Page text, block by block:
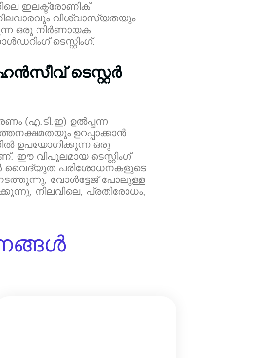
ഇലക്ട്രോണിക്
വിശ്വാസ്യതയും
ഒരു നിർണായക
ടെസ്റ്റിംഗ്.
ടെസ്റ്റർ
(എ.ടി.ഇ) ഉൽപ്പന്ന
ഉറപ്പാക്കാൻ
ഉപയോഗിക്കുന്ന ഒരു
ഈ വിപുലമായ ടെസ്റ്റിംഗ്
വൈദ്യുത പരിശോധനകളുടെ
വോൾട്ടേജ് പോലുള്ള
നിലവിലെ, പ്രതിരോധം,